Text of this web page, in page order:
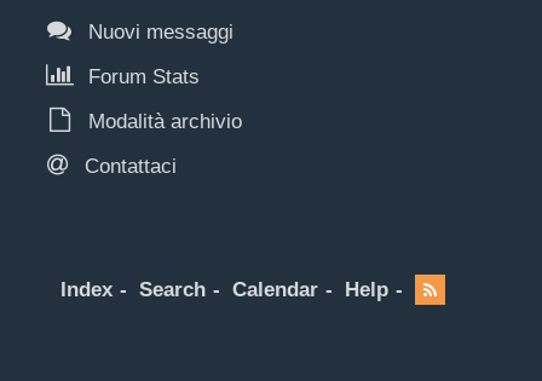
Nuovi messaggi
Forum Stats
Modalità archivio
Contattaci
Index Search Calendar Help